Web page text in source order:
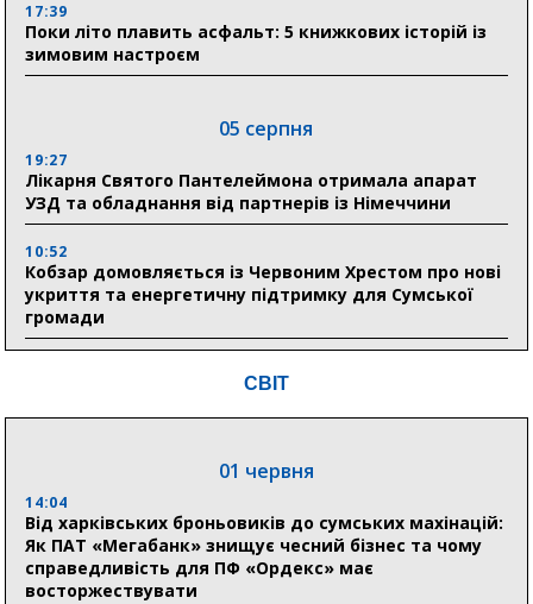
17:39
Поки літо плавить асфальт: 5 книжкових історій із
зимовим настроєм
05 серпня
19:27
Лікарня Святого Пантелеймона отримала апарат
УЗД та обладнання від партнерів із Німеччини
10:52
Кобзар домовляється із Червоним Хрестом про нові
укриття та енергетичну підтримку для Сумської
громади
Понад 8 мільйонів книжок згоріли. Як допомогти
04 серпня
20:41
Пенсійний фонд Сумщини спрямував 0,2 млрд грн
на пенсії, страхові виплати та підтримку
прифронтових громад
СВІТ
01 червня
14:04
Від харківських броньовиків до сумських махінацій:
Як ПАТ «Мегабанк» знищує чесний бізнес та чому
справедливість для ПФ «Ордекс» має
восторжествувати